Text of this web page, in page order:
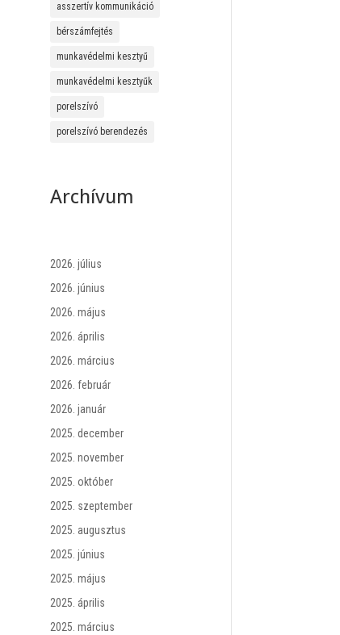
asszertív kommunikáció
bérszámfejtés
munkavédelmi kesztyű
munkavédelmi kesztyűk
porelszívó
porelszívó berendezés
Archívum
2026. július
2026. június
2026. május
2026. április
2026. március
2026. február
2026. január
2025. december
2025. november
2025. október
2025. szeptember
2025. augusztus
2025. június
2025. május
2025. április
2025. március